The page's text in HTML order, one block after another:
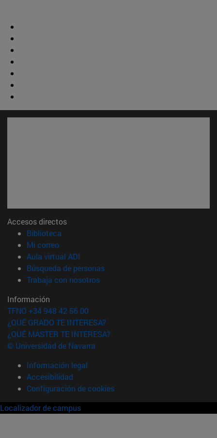
Accesos directos
Biblioteca
Mi correo(abre en nueva ventana)
Aula virtual ADI
Búsqueda de personas(abre en nueva ventana)
Trabaja con nosotros(abre en nueva ventana)
Información
TFNO +34 948 42 56 00
¿QUÉ GRADO TE INTERESA?
¿QUÉ MÁSTER TE INTERESA?
© Universidad de Navarra
Información legal
Accesibilidad
Configuración de cookies
Localizador de campus